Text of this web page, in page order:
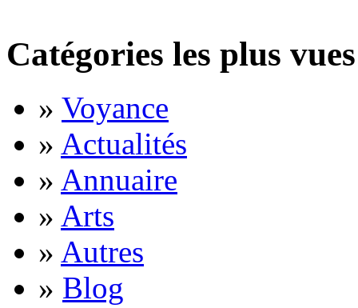
Catégories les plus vues
» Voyance
» Actualités
» Annuaire
» Arts
» Autres
» Blog